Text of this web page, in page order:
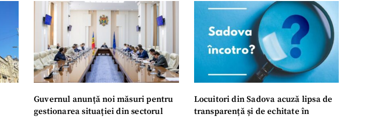
Guvernul anunță noi măsuri pentru
gestionarea situației din sectorul
Locuitori din Sadova acuză lipsa de
transparență și de echitate în